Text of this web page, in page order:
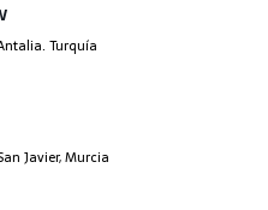
Turquía
Javier, Murcia